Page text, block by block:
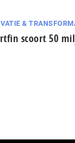
&
scoort 50